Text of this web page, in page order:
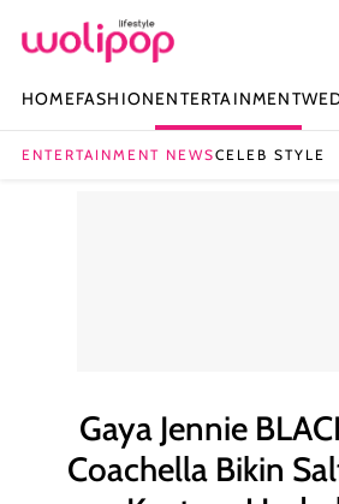
HOMEFASHIONENTERTAINMENT
ENTERTAINMENT NEWSCELEB STYLE
Gaya Jennie
Coachella Bikin